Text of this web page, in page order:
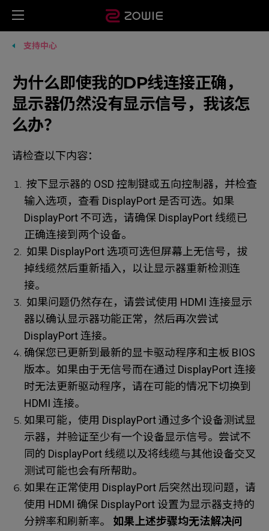
支持中心
为什么即使我的DP线连接正确，
显示器仍然没有显示信号，我该怎
么办？
请检查以下内容：
按下显示器的 OSD 控制键或五向控制器，并检查
输入选项，查看 DisplayPort 是否可选。如果
DisplayPort 不可选，请确保 DisplayPort 线缆已
正确连接到两个设备。
如果 DisplayPort 选项可选但屏幕上无信号，拔
掉线缆然后重新插入，以让显示器重新检测连
接。
如果问题仍然存在，请尝试使用 HDMI 连接显示
器以确认显示器功能正常，然后再次尝试
DisplayPort 连接。
确保您已更新到最新的显卡驱动程序和主板 BIOS
版本。如果由于无信号而在通过 DisplayPort 连接
时无法更新驱动程序，请在可能的情况下切换到
HDMI 连接。
如果可能，使用 DisplayPort 通过多个设备测试显
示器，并验证至少有一个设备显示信号。尝试不
同的 DisplayPort 线缆以及将线缆与其他设备交叉
测试可能也会有所帮助。
如果在正常使用 DisplayPort 后突然出现问题，请
使用 HDMI 确保 DisplayPort 设置为显示器支持的
分辨率和刷新率。 如果上述步骤均无法解决问